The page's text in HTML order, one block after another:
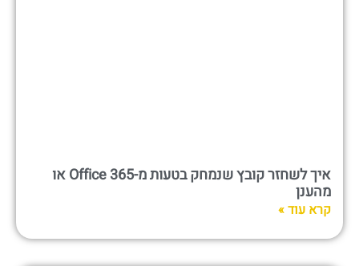
איך לשחזר קובץ שנמחק בטעות מ-Office 365 או
מהענן
קרא עוד »